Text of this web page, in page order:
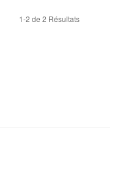
1-2 de 2 Résultats